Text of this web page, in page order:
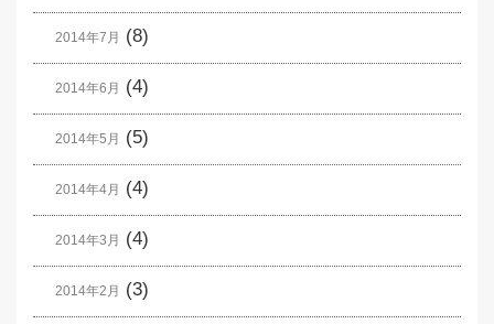
2014年7月 (8)
2014年6月 (4)
2014年5月 (5)
2014年4月 (4)
2014年3月 (4)
2014年2月 (3)